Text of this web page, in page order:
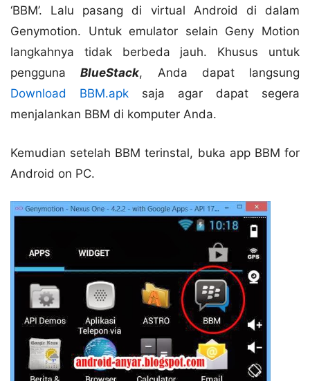
‘BBM’. Lalu pasang di virtual Android di dalam
Genymotion. Untuk emulator selain Geny Motion
langkahnya tidak berbeda jauh. Khusus untuk
penggunaBlueStack, Anda dapat langsung
Download BBM.apk saja agar dapat segera
menjalankan BBM di komputer Anda.
Kemudian setelah BBM terinstal, buka app BBM for
Android on PC.